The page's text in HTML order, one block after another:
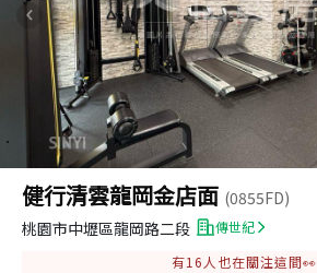
健行清雲龍岡金店面 (0855FD)
桃園市中壢區龍岡路二段
傳世紀
有16 人也在關注這間👀